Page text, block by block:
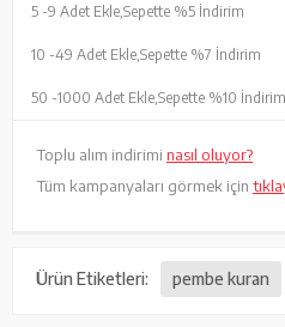
5 -9 Adet Ekle, Sepette %5 İndirim
10 -49 Adet Ekle, Sepette %7 İndirim
50 -1000 Adet Ekle, Sepette %10 İndirim
Toplu alım indirimi nasıl oluyor?
Tüm kampanyaları görmek için
Ürün Etiketleri: pembe kuran